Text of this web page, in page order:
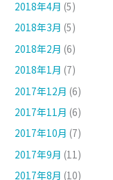
2018年4月 (5)
2018年3月 (5)
2018年2月 (6)
2018年1月 (7)
2017年12月 (6)
2017年11月 (6)
2017年10月 (7)
2017年9月 (11)
2017年8月 (10)